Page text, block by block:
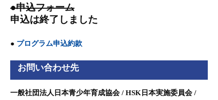
●申込フォーム
申込は終了しました
● プログラム申込約款
お問い合わせ先
一般社団法人日本青少年育成協会 /HSK日本実施委員会 /